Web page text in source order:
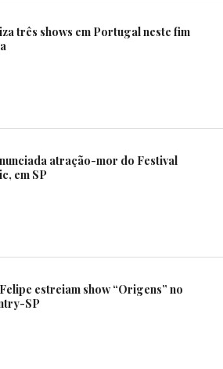
três shows em Portugal neste fim
atração-mor do Festival
em SP
estreiam show “Origens” no
SP